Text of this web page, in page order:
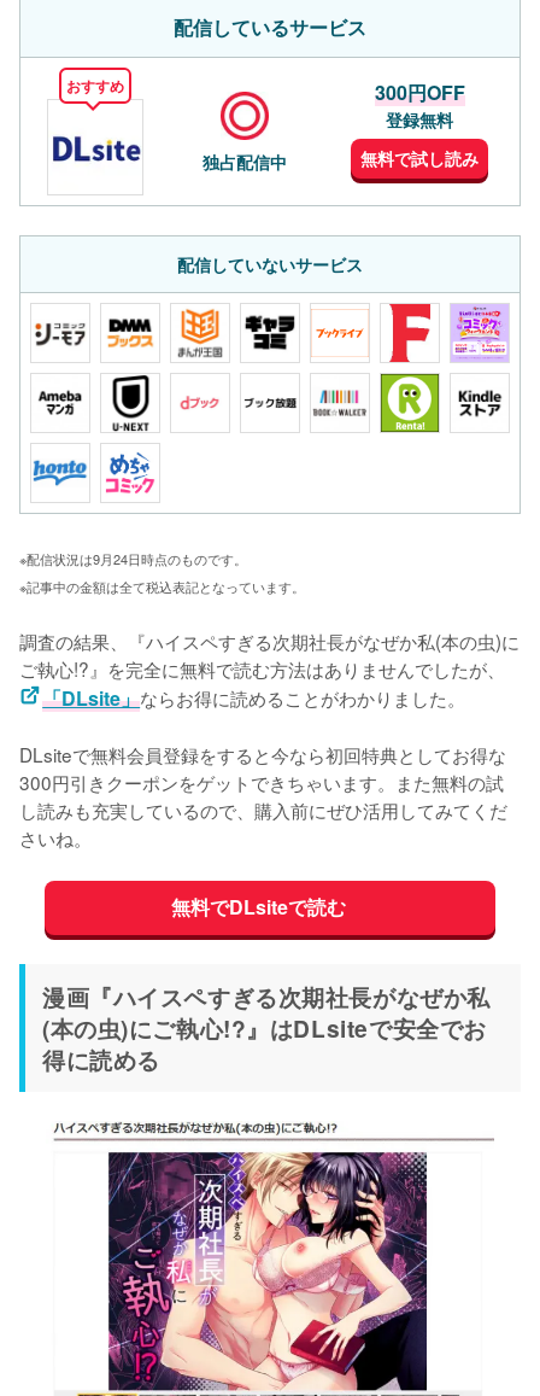
配信しているサービス
おすすめ
独占配信中
300円OFF
登録無料
無料で試し読み
配信していないサービス
※配信状況は9月24日時点のものです。
※記事中の金額は全て税込表記となっています。
調査の結果、『ハイスペすぎる次期社長がなぜか私(本の虫)に
ご執心!?』を完全に無料で読む方法はありませんでしたが、
「DLsite」ならお得に読めることがわかりました。
DLsiteで無料会員登録をすると今なら初回特典としてお得な
300円引きクーポンをゲットできちゃいます。また無料の試
し読みも充実しているので、購入前にぜひ活用してみてくだ
さいね。
無料でDLsiteで読む
漫画『ハイスペすぎる次期社長がなぜか私
(本の虫)にご執心!?』はDLsiteで安全でお
得に読める